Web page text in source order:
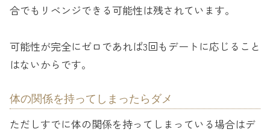
合でもリベンジできる可能性は残されています。
可能性が完全にゼロであれば3回もデートに応じること
はないからです。
体の関係を持ってしまったらダメ
ただしすでに体の関係を持ってしまっている場合はデ